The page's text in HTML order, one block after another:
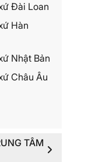
Đài Loan
Hàn
Nhật Bản
Châu Âu
TÂM